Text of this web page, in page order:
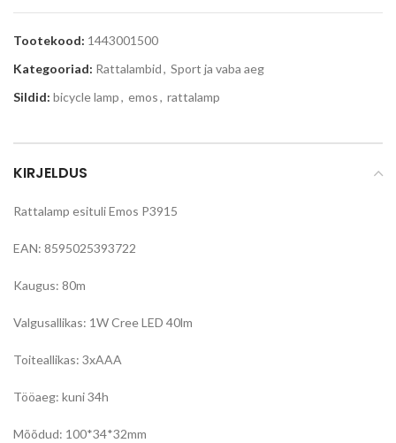
Tootekood: 1443001500
Kategooriad: Rattalambid, Sport ja vaba aeg
Sildid: bicycle lamp, emos, rattalamp
KIRJELDUS
Rattalamp esituli Emos P3915
EAN: 8595025393722
Kaugus: 80m
Valgusallikas: 1W Cree LED 40lm
Toiteallikas: 3xAAA
Tööaeg: kuni 34h
Mõõdud: 100*34*32mm